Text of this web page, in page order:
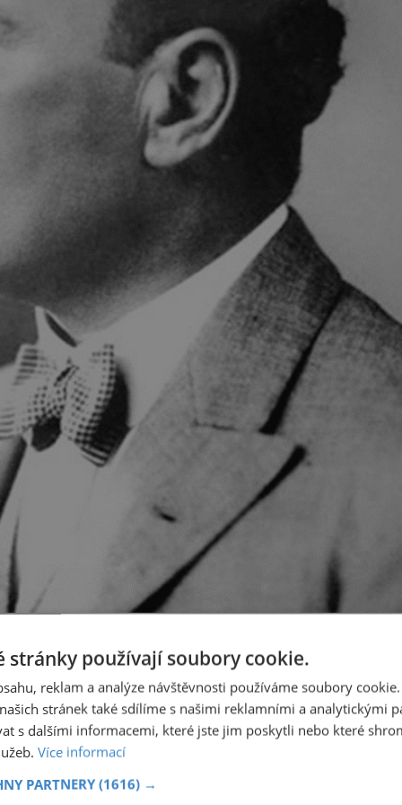
na vrcholu. Její šéf obrovsky zbohatne. Dosáhne
Zároveň velice pečlivě sleduje vývoj ve svém
stránky používají soubory cookie.
reklam a analýze návštěvnosti používáme soubory
stránek také sdílíme s našimi reklamními a analytickými
s dalšími informacemi, které jste jim poskytli nebo které
Více informací
PARTNERY (1616) →